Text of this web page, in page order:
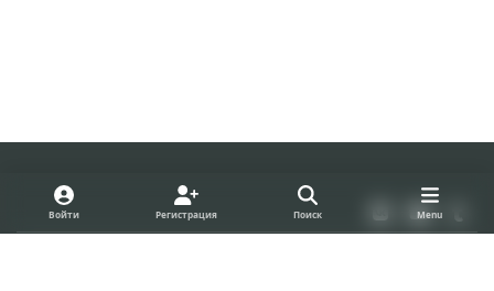
Light ModeDark ModeSystem Preference
k
o
t
u
Войти Регистрация Поиск Menu